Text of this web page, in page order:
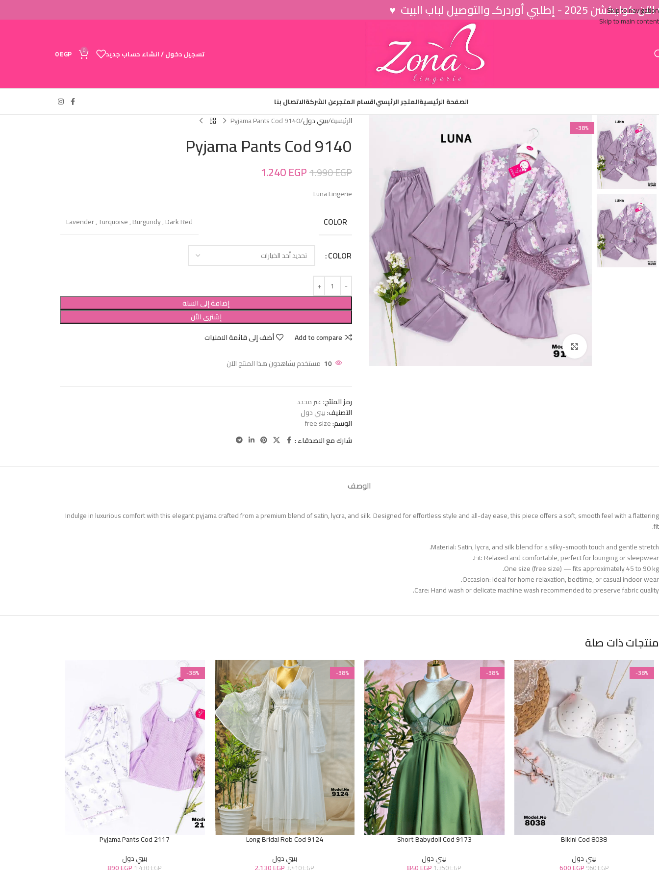
Skip to navigation
Skip to main content
2025 - إطلبي أوردركـ والتوصيل لباب البيت ♥
تسجيل دخول / انشاء حساب جديد 0
0EGP
الصفحة الرئيسيةالمتجر الرئيسياقسام المتجرعن الشركةالاتصال بنا
-38%
Click to enlarge
الرئيسية بيبي دول Pyjama Pants Cod 9140
Pyjama Pants Cod 9140
1.990EGP
1.240EGP
Luna Lingerie
COLOR
Lavender,Turquoise,Burgundy,Dark Red
COLOR
إضافة إلى السلة
إشترى الأن
Add to compare
أضف إلى قائمة الامنيات
10 مستخدم يشاهدون هذا المنتج الآن
رمز المنتج:غير محدد
التصنيف:بيبي دول
الوسم:free size
شارك مع الاصدقاء :
الوصف
Indulge in luxurious comfort with this elegant pyjama crafted from a premium blend of satin, lycra, and silk. Designed for effortless style and all-day ease, this piece offers a soft, smooth feel with a flattering
fit.
Material: Satin, lycra, and silk blend for a silky-smooth touch and gentle stretch.
Fit: Relaxed and comfortable, perfect for lounging or sleepwear.
One size (free size) — fits approximately 45 to 90 kg.
Occasion: Ideal for home relaxation, bedtime, or casual indoor wear.
Care: Hand wash or delicate machine wash recommended to preserve fabric quality.
منتجات ذات صلة
-38%
Bikini Cod 8038
بيبي دول
960EGP
600EGP
-38%
Short Babydoll Cod 9173
بيبي دول
1.350EGP
840EGP
-38%
Long Bridal Rob Cod 9124
بيبي دول
3.410EGP
2.130EGP
-38%
Pyjama Pants Cod 2117
بيبي دول
1.430EGP
890EGP